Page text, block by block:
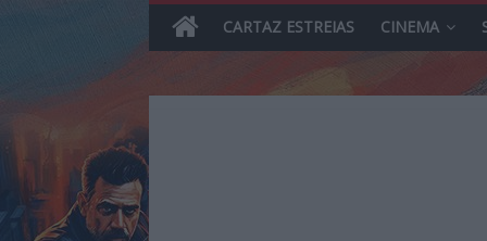
to
content
CARTAZ ESTREIAS CINEMA